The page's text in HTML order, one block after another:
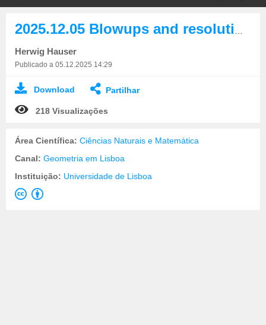
Herwig Hauser
Publicado a 05.12.2025 14:29
Download Partilhar
218 Visualizações
Área Científica: Ciências Naturais e Matemática
Canal: Geometria em Lisboa
Instituição: Universidade de Lisboa